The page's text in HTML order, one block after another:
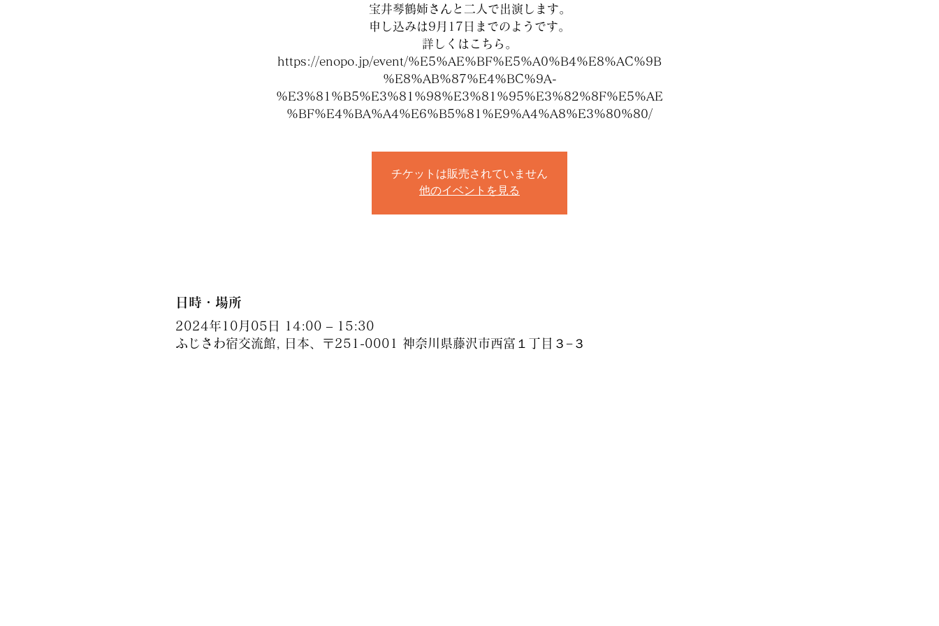
宝井琴鶴姉さんと二人で出演します。
申し込みは9月17日までのようです。
詳しくはこちら。
https://enopo.jp/event/%E5%AE%BF%E5%A0%B4%E8%AC%9B
%E8%AB%87%E4%BC%9A-
%E3%81%B5%E3%81%98%E3%81%95%E3%82%8F%E5%AE
%BF%E4%BA%A4%E6%B5%81%E9%A4%A8%E3%80%80/
チケットは販売されていません
他のイベントを見る
日時・場所
2024年10月05日 14:00 – 15:30
ふじさわ宿交流館, 日本、〒251-0001 神奈川県藤沢市西富１丁目３−３